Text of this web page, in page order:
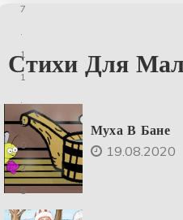
Стихи Для
Муха В Бане
19.08.2020
7
.
1
1
.
2
0
2
5